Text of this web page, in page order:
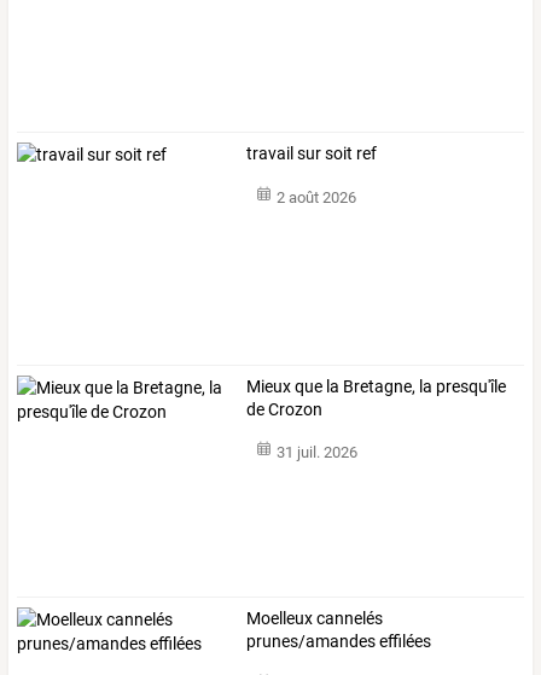
travail sur soit ref
2 août 2026
Mieux que la Bretagne, la presqu'île
de Crozon
31 juil. 2026
Moelleux cannelés
prunes/amandes effilées